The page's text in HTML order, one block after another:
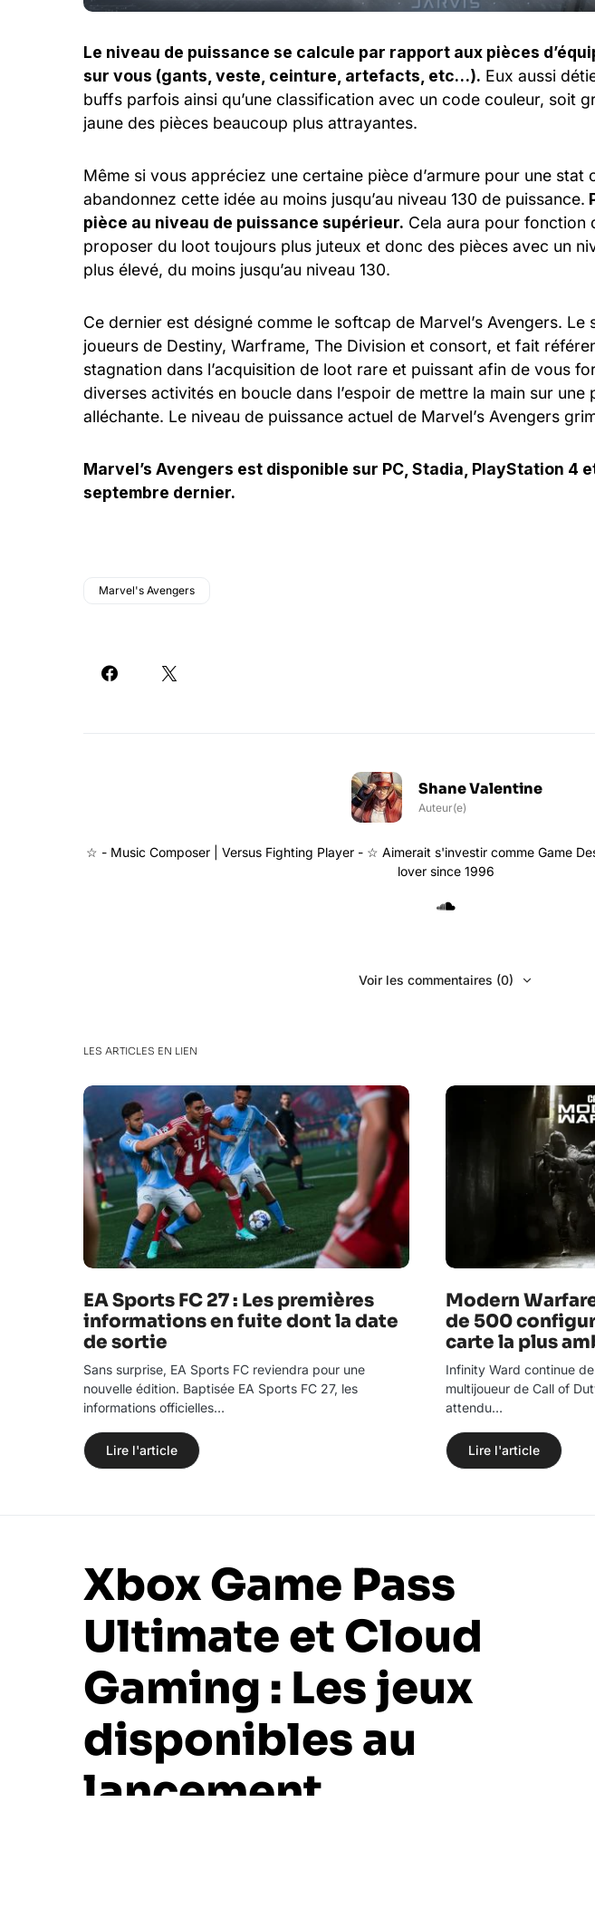
Le niveau de puissance se calcule par rapport aux pièces
sur vous (gants, veste, ceinture, artefacts, etc…). Eux aussi
buffs parfois ainsi qu’une classification avec un code couleur, soit
jaune des pièces beaucoup plus attrayantes.
Même si vous appréciez une certaine pièce d’armure pour une stat
abandonnez cette idée au moins jusqu’au niveau 130 de puissance.
pièce au niveau de puissance supérieur. Cela aura pour fonction
proposer du loot toujours plus juteux et donc des pièces avec un
plus élevé, du moins jusqu’au niveau 130.
Ce dernier est désigné comme le softcap de Marvel’s Avengers.
joueurs de Destiny, Warframe, The Division et consort, et fait
stagnation dans l’acquisition de loot rare et puissant afin de vous
diverses activités en boucle dans l’espoir de mettre la main sur une
alléchante. Le niveau de puissance actuel de Marvel’s Avengers
Marvel’s Avengers est disponible sur PC, Stadia, PlayStation 4
septembre dernier.
Marvel's Avengers
Shane Valentine
Auteur(e)
☆ - Music Composer | Versus Fighting Player - ☆ Aimerait s'investir comme Game
lover since 1996
Voir les commentaires (0)
LES ARTICLES EN LIEN
EA Sports FC 27 : Les premières
informations en fuite dont la date
de sortie
Sans surprise, EA Sports FC reviendra pour une
nouvelle édition. Baptisée EA Sports FC 27, les
informations officielles…
Lire l'article
Modern
de 500
carte la plus
Infinity Ward continue
multijoueur de Call of
attendu…
Lire l'article
Xbox Game Pass
Ultimate et Cloud
Gaming : Les jeux
disponibles au
lancement